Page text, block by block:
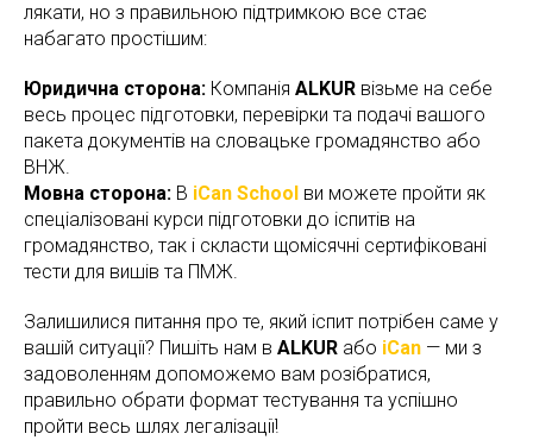
лякати, но з правильною підтримкою все стає
набагато простішим:
Юридична сторона: Компанія ALKUR візьме на себе
весь процес підготовки, перевірки та подачі вашого
пакета документів на словацьке громадянство або
ВНЖ.
Мовна сторона: В iCan School ви можете пройти як
спеціалізовані курси підготовки до іспитів на
громадянство, так і скласти щомісячні сертифіковані
тести для вишів та ПМЖ.
Залишилися питання про те, який іспит потрібен саме у
вашій ситуації? Пишіть нам в ALKUR або iCan — ми з
задоволенням допоможемо вам розібратися,
правильно обрати формат тестування та успішно
пройти весь шлях легалізації!